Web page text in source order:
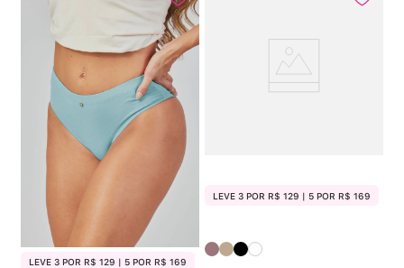
LEVE 3 POR R$ 129 | 5 POR R$ 169
LEVE 3 POR R$ 129 | 5 POR R$ 169